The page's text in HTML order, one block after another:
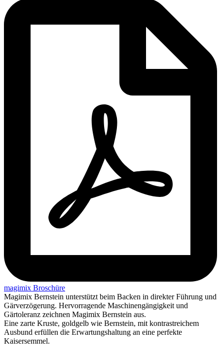
magimix Broschüre
Magimix Bernstein unterstützt beim Backen in direkter Führung und
Gärverzögerung. Hervorragende Maschinengängigkeit und
Gärtoleranz zeichnen Magimix Bernstein aus.
Eine zarte Kruste, goldgelb wie Bernstein, mit kontrastreichem
Ausbund erfüllen die Erwartungshaltung an eine perfekte
Kaisersemmel.